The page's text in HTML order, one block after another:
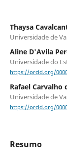
Thaysa
Universidade de
Aline D'Avila
Universidade do
https://orcid.org/
Rafael Carvalho
Universidade de
https://orcid.org/
Resumo